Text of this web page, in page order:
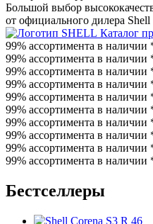
Большой выбор
от официального дилера
Каталог
99% ассортимента в
99% ассортимента в
99% ассортимента в
99% ассортимента в
99% ассортимента в
99% ассортимента в
99% ассортимента в
99% ассортимента в
99% ассортимента в
99% ассортимента в
Бестселлеры